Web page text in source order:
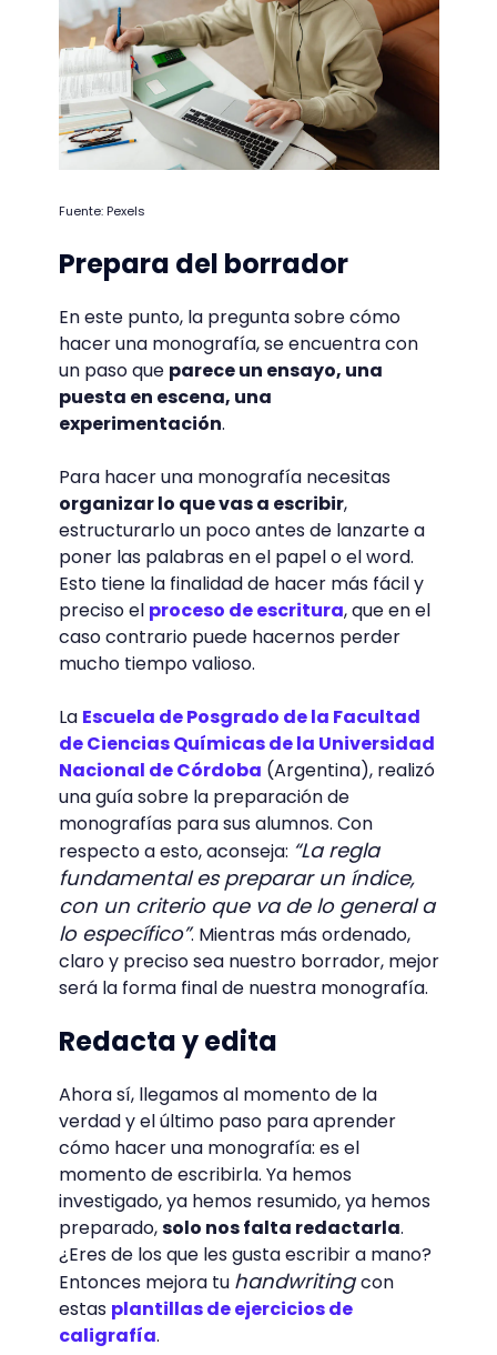
Fuente: Pexels
Prepara del borrador
En este punto, la pregunta sobre cómo
hacer una monografía, se encuentra con
un paso que parece un ensayo, una
puesta en escena, una
experimentación.
Para hacer una monografía necesitas
organizar lo que vas a escribir,
estructurarlo un poco antes de lanzarte a
poner las palabras en el papel o el word.
Esto tiene la finalidad de hacer más fácil y
preciso el proceso de escritura, que en el
caso contrario puede hacernos perder
mucho tiempo valioso.
La Escuela de Posgrado de la Facultad
de Ciencias Químicas de la Universidad
Nacional de Córdoba (Argentina), realizó
una guía sobre la preparación de
monografías para sus alumnos. Con
respecto a esto, aconseja: “La regla
fundamental es preparar un índice,
con un criterio que va de lo general a
lo específico”. Mientras más ordenado,
claro y preciso sea nuestro borrador, mejor
será la forma final de nuestra monografía.
Redacta y edita
Ahora sí, llegamos al momento de la
verdad y el último paso para aprender
cómo hacer una monografía: es el
momento de escribirla. Ya hemos
investigado, ya hemos resumido, ya hemos
preparado,solo nos falta redactarla.
¿Eres de los que les gusta escribir a mano?
Entonces mejora tu handwritingcon
estas plantillas de ejercicios de
caligrafía.